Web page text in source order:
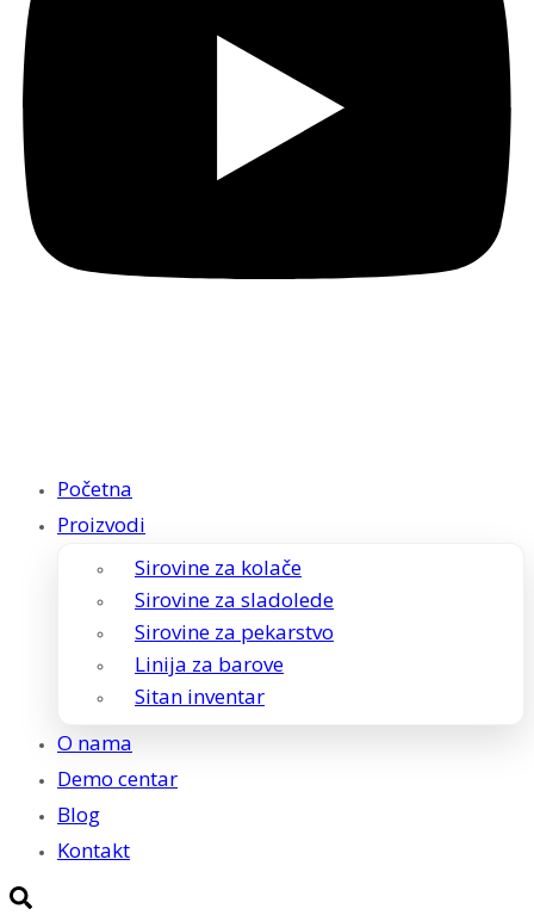
Početna
Proizvodi
Sirovine za kolače
Sirovine za sladolede
Sirovine za pekarstvo
Linija za barove
Sitan inventar
O nama
Demo centar
Blog
Kontakt